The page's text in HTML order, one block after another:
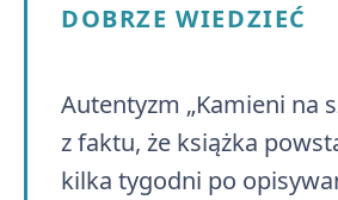
DOBRZE WIEDZIEĆ
Autentyzm „Kamieni na
z faktu, że książka
kilka tygodni po